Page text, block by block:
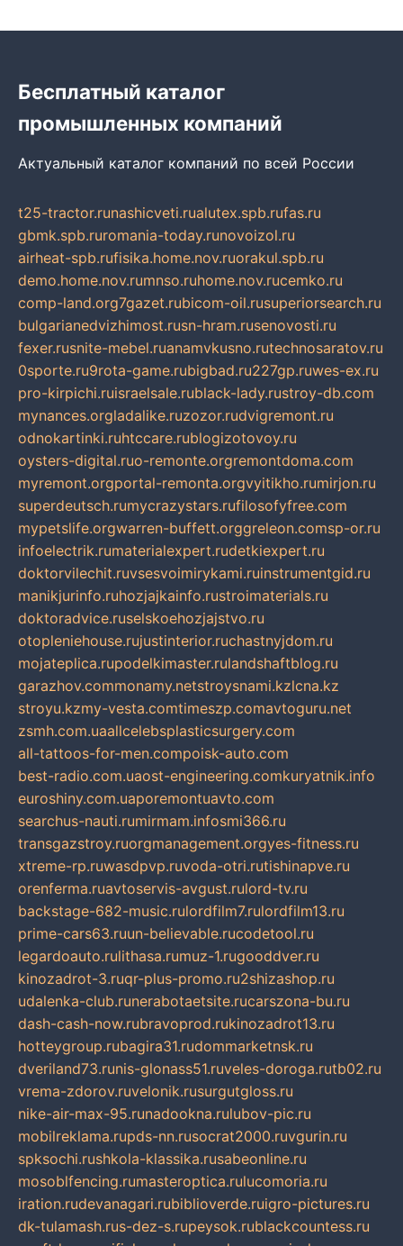
Бесплатный каталог
промышленных компаний
Актуальный каталог компаний по всей России
t25-tractor.runashicveti.rualutex.spb.rufas.ru
gbmk.spb.ruromania-today.runovoizol.ru
airheat-spb.rufisika.home.nov.ruorakul.spb.ru
demo.home.nov.rumnso.ruhome.nov.rucemko.ru
comp-land.org7gazet.rubicom-oil.rusuperiorsearch.ru
bulgarianedvizhimost.rusn-hram.rusenovosti.ru
fexer.rusnite-mebel.ruanamvkusno.rutechnosaratov.ru
0sporte.ru9rota-game.rubigbad.ru227gp.ruwes-ex.ru
pro-kirpichi.ruisraelsale.rublack-lady.rustroy-db.com
mynances.orgladalike.ruzozor.rudvigremont.ru
odnokartinki.ruhtccare.rublogizotovoy.ru
oysters-digital.ruo-remonte.orgremontdoma.com
myremont.orgportal-remonta.orgvyitikho.rumirjon.ru
superdeutsch.rumycrazystars.rufilosofyfree.com
mypetslife.orgwarren-buffett.orggreleon.comsp-or.ru
infoelectrik.rumaterialexpert.rudetkiexpert.ru
doktorvilechit.ruvsesvoimirykami.ruinstrumentgid.ru
manikjurinfo.ruhozjajkainfo.rustroimaterials.ru
doktoradvice.ruselskoehozjajstvo.ru
otopleniehouse.rujustinterior.ruchastnyjdom.ru
mojateplica.rupodelkimaster.rulandshaftblog.ru
garazhov.commonamy.netstroysnami.kzlcna.kz
stroyu.kzmy-vesta.comtimeszp.comavtoguru.net
zsmh.com.uaallcelebsplasticsurgery.com
all-tattoos-for-men.compoisk-auto.com
best-radio.com.uaost-engineering.comkuryatnik.info
euroshiny.com.uaporemontuavto.com
searchus-nauti.rumirmam.infosmi366.ru
transgazstroy.ruorgmanagement.orgyes-fitness.ru
xtreme-rp.ruwasdpvp.ruvoda-otri.rutishinapve.ru
orenferma.ruavtoservis-avgust.rulord-tv.ru
backstage-682-music.rulordfilm7.rulordfilm13.ru
prime-cars63.ruun-believable.rucodetool.ru
legardoauto.rulithasa.rumuz-1.rugooddver.ru
kinozadrot-3.ruqr-plus-promo.ru2shizashop.ru
udalenka-club.runerabotaetsite.rucarszona-bu.ru
dash-cash-now.rubravoprod.rukinozadrot13.ru
hotteygroup.rubagira31.rudommarketnsk.ru
dveriland73.runis-glonass51.ruveles-doroga.rutb02.ru
vrema-zdorov.ruvelonik.rusurgutgloss.ru
nike-air-max-95.runadookna.rulubov-pic.ru
mobilreklama.rupds-nn.rusocrat2000.ruvgurin.ru
spksochi.rushkola-klassika.rusabeonline.ru
mosoblfencing.rumasteroptica.rulucomoria.ru
iration.rudevanagari.rubiblioverde.ruigro-pictures.ru
dk-tulamash.rus-dez-s.rupeysok.rublackcountess.ru